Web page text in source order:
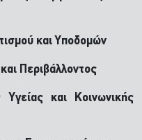
και Υποδομών
Περιβάλλοντος
Υγείας και Κοινωνικής